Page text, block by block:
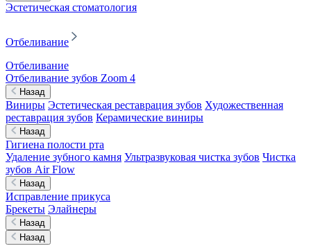
Эстетическая стоматология
Отбеливание
Отбеливание
Отбеливание зубов Zoom 4
Назад
Виниры Эстетическая реставрация зубов Художественная
реставрация зубов Керамические виниры
Назад
Гигиена полости рта
Удаление зубного камня Ультразвуковая чистка зубов Чистка
зубов Air Flow
Назад
Исправление прикуса
Брекеты Элайнеры
Назад
Назад